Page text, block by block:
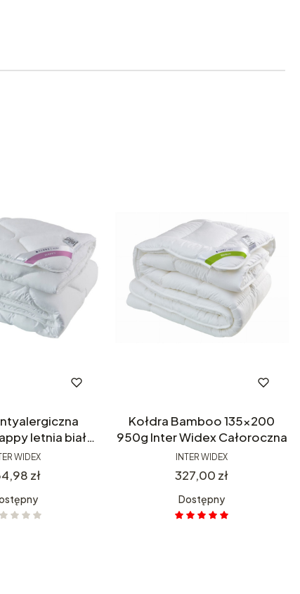
letnia biała
Inter Widex
WIDEX
zł
Kołdra Bamboo 135x200
950g Inter Widex Całoroczna
INTER WIDEX
Cena
327,00 zł
Dostępny